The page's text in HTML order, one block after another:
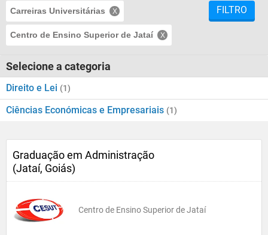
Carreiras Universitárias
Centro de Ensino Superior de Jataí
FILTRO
Selecione a categoria
Direito e Lei (1)
Ciências Económicas e Empresariais (1)
Graduação em Administração
(Jataí, Goiás)
Centro de Ensino Superior de Jataí